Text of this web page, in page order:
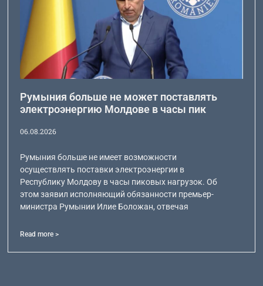
Румыния больше не может поставлять
электроэнергию Молдове в часы пик
06.08.2026
Румыния больше не имеет возможности
осуществлять поставки электроэнергии в
Республику Молдову в часы пиковых нагрузок. Об
этом заявил исполняющий обязанности премьер-
министра Румынии Илие Боложан, отвечая
Read more >